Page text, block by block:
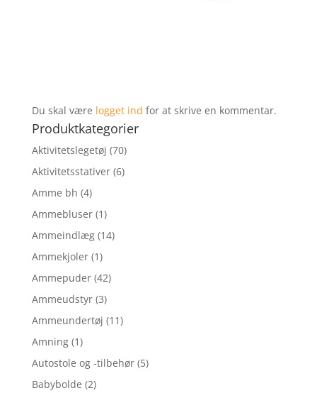
Du skal være logget ind for at skrive en kommentar.
Produktkategorier
Aktivitetslegetøj (70)
Aktivitetsstativer (6)
Amme bh (4)
Ammebluser (1)
Ammeindlæg (14)
Ammekjoler (1)
Ammepuder (42)
Ammeudstyr (3)
Ammeundertøj (11)
Amning (1)
Autostole og -tilbehør (5)
Babybolde (2)